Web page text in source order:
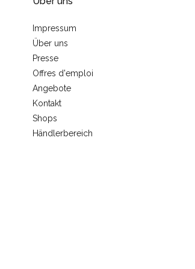
Impressum
Über uns
Presse
Offres d'emploi
Angebote
Kontakt
Shops
Händlerbereich